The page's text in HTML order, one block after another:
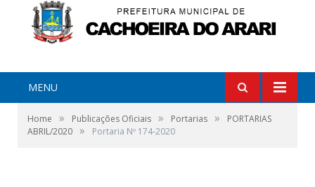
MENU
Home » Publicações Oficiais » Portarias »
PORTARIAS
ABRIL/2020 » Portaria Nº 174-2020